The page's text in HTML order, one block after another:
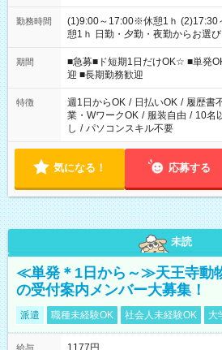
勤務時間
(1)9:00～17:00※休憩1ｈ (2)17:30
憩1ｈ 日勤・夕勤・夜勤からお選
わせて働けるお仕事です(*^^*) 【その他選べる勤務時間】 8-17
時/9-17時/9-18時/10-18時/11-21
時/22-翌6時/0-翌8時 ご自身のご都
フト！
期間
■急募■ド短期1日だけOK☆ ■単発
迎 ■長期勤務歓迎
特徴 週1日からOK / 日払いOK / 履歴書
業・WワークOK / 服装自由 / 10名
し / パソコンスキル不要
気になる！ 応募する
未読
≪単発＊1日から～≫天王寺動
の受付案内メンバー大募集！
派遣 職種未経験OK 社会人未経験OK 大
給与 1177円